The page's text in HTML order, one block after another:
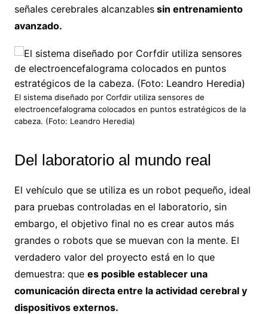
señales cerebrales alcanzablessin entrenamiento
avanzado.
El sistema diseñado por Corfdir utiliza sensores de
electroencefalograma colocados en puntos estratégicos de la
cabeza. (Foto: Leandro Heredia)
Del laboratorio al mundo real
El vehículo que se utiliza es un robot pequeño, ideal
para pruebas controladas en el laboratorio, sin
embargo, el objetivo final no es crear autos más
grandes o robots que se muevan con la mente. El
verdadero valor del proyecto está en lo que
demuestra: que es posible establecer una
comunicación directa entre la actividad cerebral y
dispositivos externos.